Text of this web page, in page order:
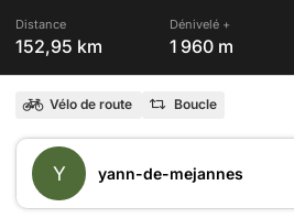
Distance
152,95 km
Dénivelé +
1 960 m
Vélo de route Boucle
Y yann-de-mejannes